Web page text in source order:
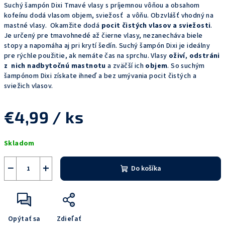
Suchý šampón Dixi Tmavé vlasy s príjemnou vôňou a obsahom
kofeínu dodá vlasom objem, sviežosť a vôňu. Obzvlášť vhodný na
mastné vlasy.Okamžite dodá pocit čistých vlasov a sviežosti.
Je určený pre tmavohnedé až čierne vlasy, nezanecháva biele
stopy a napomáha aj pri krytí šedín. Suchý šampón Dixi je ideálny
pre rýchle použitie, ak nemáte čas na sprchu. Vlasy oživí, odstráni
z nich nadbytočnú mastnotu a zväčší ich objem. So suchým
šampónom Dixi získate ihneď a bez umývania pocit čistých a
sviežich vlasov.
€4,99 / ks
cena:
Skladom
+
− Do košíka
Opýtať sa Zdieľať